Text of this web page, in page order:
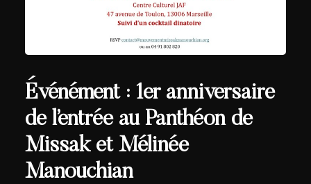
Événément : 1er anniversaire
de l’entrée au Panthéon de
Missak et Mélinée
Manouchian